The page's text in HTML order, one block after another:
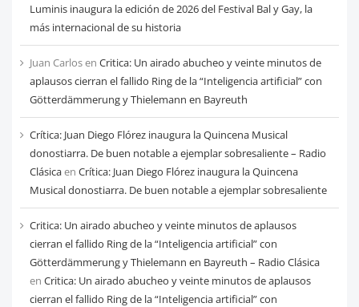
Luminis inaugura la edición de 2026 del Festival Bal y Gay, la
más internacional de su historia
Juan Carlosen Critica: Un airado abucheo y veinte minutos de
aplausos cierran el fallido Ring de la “Inteligencia artificial” con
Götterdämmerung y Thielemann en Bayreuth
Crítica: Juan Diego Flórez inaugura la Quincena Musical
donostiarra. De buen notable a ejemplar sobresaliente – Radio
Clásicaen Crítica: Juan Diego Flórez inaugura la Quincena
Musical donostiarra. De buen notable a ejemplar sobresaliente
Critica: Un airado abucheo y veinte minutos de aplausos
cierran el fallido Ring de la “Inteligencia artificial” con
Götterdämmerung y Thielemann en Bayreuth – Radio Clásica
en Critica: Un airado abucheo y veinte minutos de aplausos
cierran el fallido Ring de la “Inteligencia artificial” con